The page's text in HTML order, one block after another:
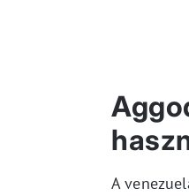
A